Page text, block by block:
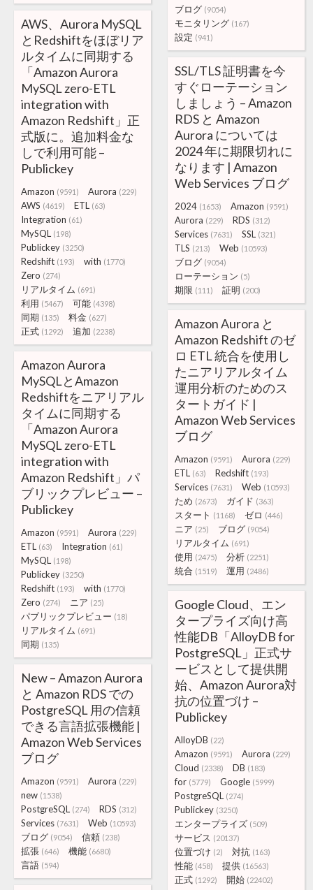
ブログ (9054)
モニタリング (167)
設定 (941)
AWS、Aurora MySQL
とRedshiftをほぼリア
ルタイムに同期する
「Amazon Aurora
MySQL zero-ETL
integration with
Amazon Redshift」正
式版に。追加料金な
しで利用可能 –
Publickey
Amazon (9591) Aurora (229)
AWS (4619) ETL (63)
Integration (61)
MySQL (198)
Publickey (3250)
Redshift (193) with (1770)
Zero (274)
リアルタイム (691)
利用 (5467) 可能 (4398)
同期 (135) 料金 (627)
正式 (1292) 追加 (2238)
SSL/TLS 証明書を今
すぐローテーション
しましょう – Amazon
RDS と Amazon
Aurora については
2024 年に期限切れに
なります | Amazon
Web Services ブログ
2024 (1653) Amazon (9591)
Aurora (229) RDS (312)
Services (7631) SSL (321)
TLS (213) Web (10593)
ブログ (9054)
ローテーション (5)
期限 (111) 証明 (200)
Amazon Aurora と
Amazon Redshift のゼ
ロ ETL 統合を使用し
たニアリアルタイム
運用分析のためのス
タートガイド |
Amazon Web Services
ブログ
Amazon (9591) Aurora (229)
ETL (63) Redshift (193)
Services (7631) Web (10593)
ため (2673) ガイド (363)
スタート (1168) ゼロ (446)
ニア (25) ブログ (9054)
リアルタイム (691)
使用 (2475) 分析 (2251)
統合 (1519) 運用 (2486)
Amazon Aurora
MySQLとAmazon
Redshiftをニアリアル
タイムに同期する
「Amazon Aurora
MySQL zero-ETL
integration with
Amazon Redshift」パ
ブリックプレビュー –
Publickey
Amazon (9591) Aurora (229)
ETL (63) Integration (61)
MySQL (198)
Publickey (3250)
Redshift (193) with (1770)
Zero (274) ニア (25)
パブリックプレビュー (18)
リアルタイム (691)
同期 (135)
Google Cloud、エン
タープライズ向け高
性能DB「AlloyDB for
PostgreSQL」正式サ
ービスとして提供開
始、Amazon Aurora対
抗の位置づけ –
Publickey
AlloyDB (22)
Amazon (9591) Aurora (229)
Cloud (2338) DB (183)
for (5779) Google (5999)
PostgreSQL (274)
Publickey (3250)
エンタープライズ (509)
サービス (20137)
位置づけ (2) 対抗 (163)
性能 (458) 提供 (16563)
正式 (1292) 開始 (22402)
New – Amazon Aurora
と Amazon RDS での
PostgreSQL 用の信頼
できる言語拡張機能 |
Amazon Web Services
ブログ
Amazon (9591) Aurora (229)
new (1538)
PostgreSQL (274) RDS (312)
Services (7631) Web (10593)
ブログ (9054) 信頼 (238)
拡張 (646) 機能 (6680)
言語 (594)